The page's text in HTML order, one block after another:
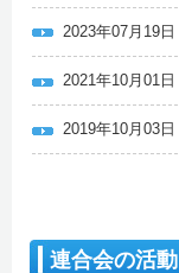
2023年07月19日
2021年10月01日
2019年10月03日
連合会の活動